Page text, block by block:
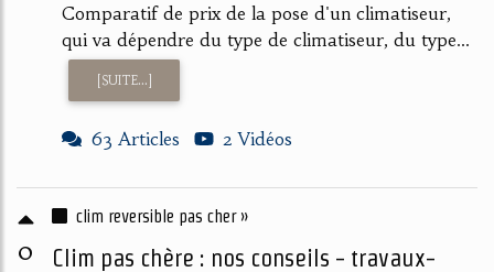
Comparatif de prix de la pose d'un climatiseur,
qui va dépendre du type de climatiseur, du type...
[SUITE...]
63 Articles 2 Vidéos
0
clim reversible pas cher »
Clim pas chère : nos conseils - travaux-